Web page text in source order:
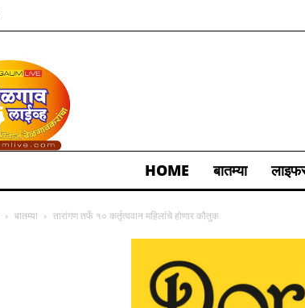
HOME बातम्या
बातम्या तारांगण तर्फे १० कर्तृत्ववान महिलांचे होणार कौतुक